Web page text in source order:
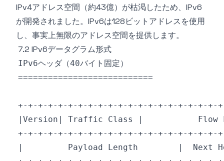
IPv4アドレス空間（約43億）が枯渇したため、IPv6
が開発されました。IPv6は128ビットアドレスを使用
し、事実上無限のアドレス空間を提供します。
7.2 IPv6データグラム形式